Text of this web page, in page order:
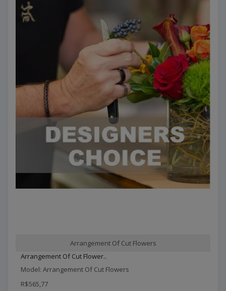
Arrangement Of Cut Flowers
Arrangement Of Cut Flower..
Model: Arrangement Of Cut Flowers
R$565,77